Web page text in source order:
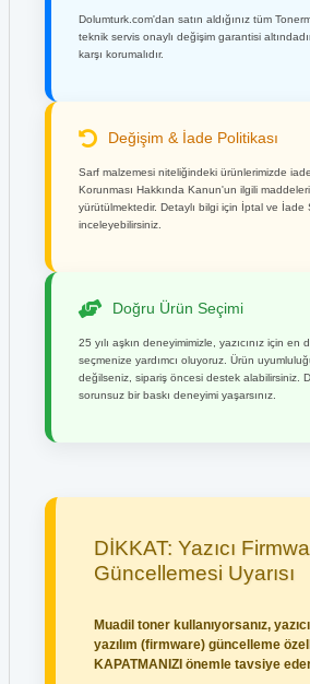
Dolumturk.com'dan satın aldığınız tüm
teknik servis onaylı değişim garantisi
karşı korumalıdır.
Değişim & İade Politikası
Sarf malzemesi niteliğindeki ürünlerimizde
Korunması Hakkında Kanun'un ilgili
yürütülmektedir. Detaylı bilgi için İptal ve İade
inceleyebilirsiniz.
Doğru Ürün Seçimi
25 yılı aşkın deneyimimizle, yazıcınız için en
seçmenize yardımcı oluyoruz. Ürün
değilseniz, sipariş öncesi destek alabilirsiniz.
sorunsuz bir baskı deneyimi yaşarsınız.
DİKKAT: Yazıcı
Güncellemesi Uyarısı
Muadil toner kullanıyorsanız,
yazılım (firmware) güncelleme
KAPATMANIZI önemle tavsiye